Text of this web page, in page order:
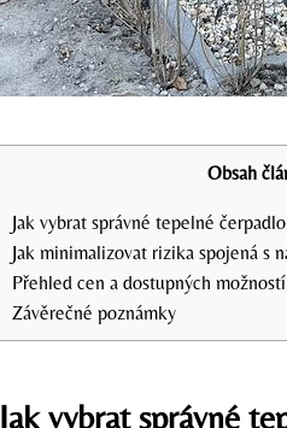
Obsah
Jak vybrat správné tepelné
Jak minimalizovat rizika spojená s
Přehled cen a dostupných
Závěrečné poznámky
Jak vybrat správné